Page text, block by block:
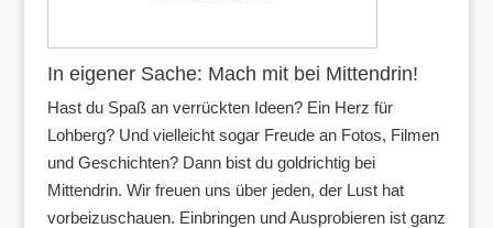
In eigener Sache: Mach mit bei Mittendrin!
Hast du Spaß an verrückten Ideen? Ein Herz für
Lohberg? Und vielleicht sogar Freude an Fotos, Filmen
und Geschichten? Dann bist du goldrichtig bei
Mittendrin. Wir freuen uns über jeden, der Lust hat
vorbeizuschauen. Einbringen und Ausprobieren ist ganz